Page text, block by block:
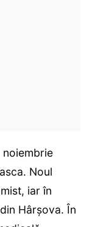
Noul
iar în
Hârșova. În